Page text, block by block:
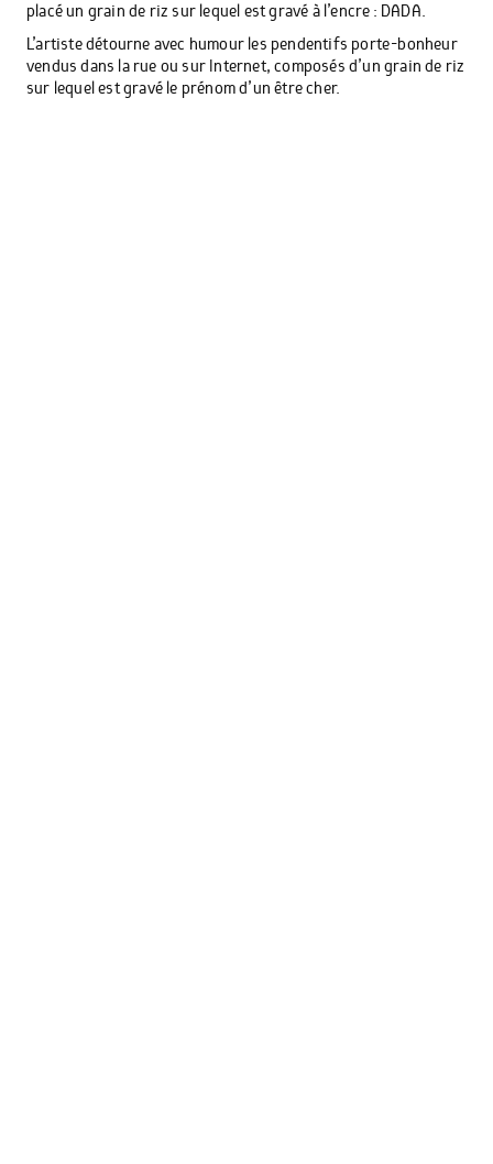
placé un grain de riz sur lequel est gravé à l’encre : DADA.
L’artiste détourne avec humour les pendentifs porte-bonheur
vendus dans la rue ou sur Internet, composés d’un grain de riz
sur lequel est gravé le prénom d’un être cher.